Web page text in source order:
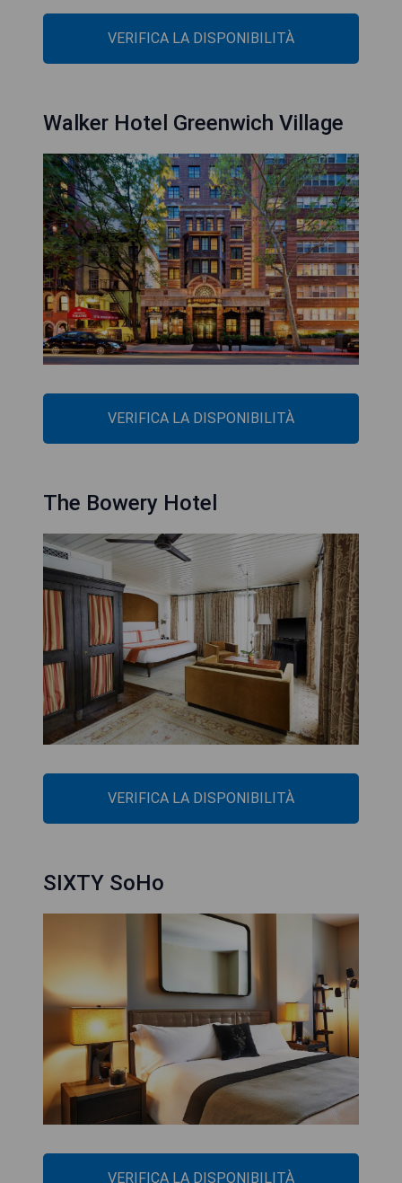
VERIFICA LA DISPONIBILITÀ
Walker Hotel Greenwich Village
VERIFICA LA DISPONIBILITÀ
The Bowery Hotel
VERIFICA LA DISPONIBILITÀ
SIXTY SoHo
VERIFICA LA DISPONIBILITÀ